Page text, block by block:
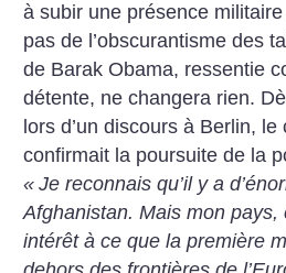
à subir une présence
pas de l’obscurantisme des
de Barak Obama, ressentie
détente, ne changera rien.
lors d’un discours à Berlin,
confirmait la poursuite de la
« Je reconnais qu’il y a
Afghanistan. Mais mon pays,
intérêt à ce que la première